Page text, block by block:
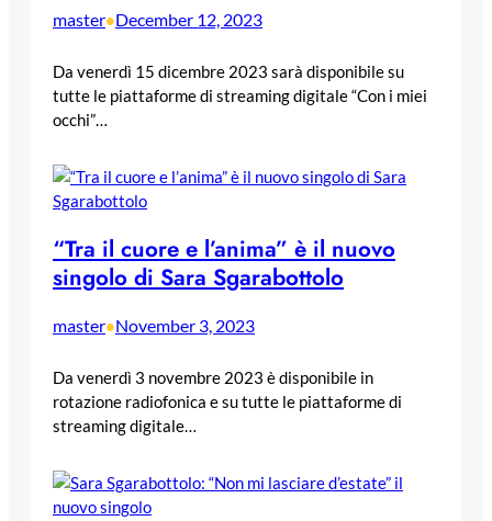
master•December 12, 2023
Da venerdì 15 dicembre 2023 sarà disponibile su
tutte le piattaforme di streaming digitale “Con i miei
occhi”…
“Tra il cuore e l’anima” è il nuovo
singolo di Sara Sgarabottolo
master•November 3, 2023
Da venerdì 3 novembre 2023 è disponibile in
rotazione radiofonica e su tutte le piattaforme di
streaming digitale…